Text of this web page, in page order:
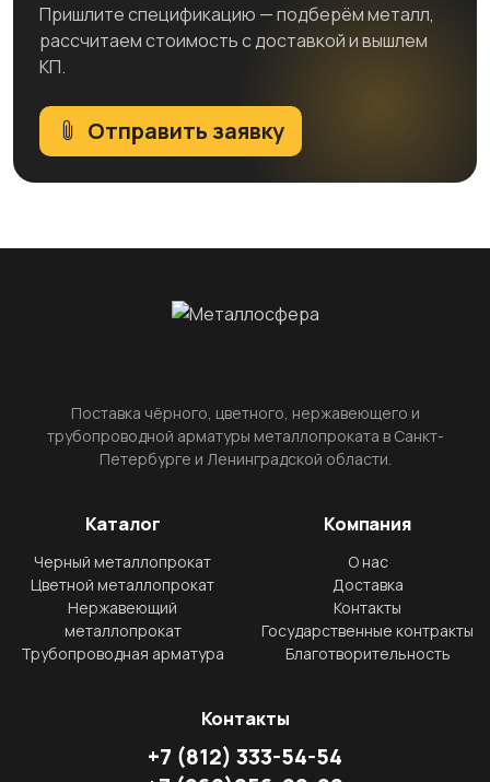
Пришлите спецификацию — подберём металл,
рассчитаем стоимость с доставкой и вышлем
КП.
Отправить заявку
Поставка чёрного, цветного, нержавеющего и
трубопроводной арматуры металлопроката в Санкт-
Петербурге и Ленинградской области.
Каталог
Черный металлопрокат
Цветной металлопрокат
Нержавеющий
металлопрокат
Трубопроводная арматура
Компания
О нас
Доставка
Контакты
Государственные контракты
Благотворительность
Контакты
+7 (812) 333-54-54